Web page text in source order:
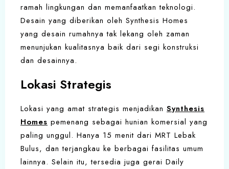
ramah lingkungan dan memanfaatkan teknologi.
Desain yang diberikan oleh Synthesis Homes
yang desain rumahnya tak lekang oleh zaman
menunjukan kualitasnya baik dari segi konstruksi
dan desainnya.
Lokasi Strategis
Lokasi yang amat strategis menjadikan Synthesis
Homes pemenang sebagai hunian komersial yang
paling unggul. Hanya 15 menit dari MRT Lebak
Bulus, dan terjangkau ke berbagai fasilitas umum
lainnya. Selain itu, tersedia juga gerai Daily